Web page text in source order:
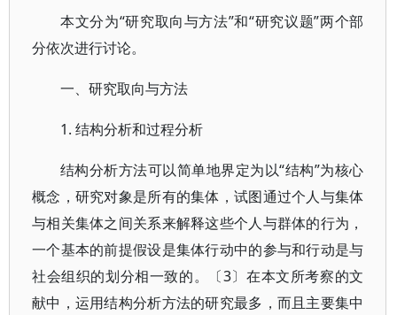
本文分为“研究取向与方法”和“研究议题”两个部
分依次进行讨论。
一、研究取向与方法
1. 结构分析和过程分析
结构分析方法可以简单地界定为以“结构”为核心
概念，研究对象是所有的集体，试图通过个人与集体
与相关集体之间关系来解释这些个人与群体的行为，
一个基本的前提假设是集体行动中的参与和行动是与
社会组织的划分相一致的。〔3〕在本文所考察的文
献中，运用结构分析方法的研究最多，而且主要集中